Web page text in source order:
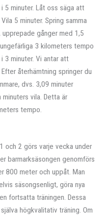
5 minuter. Låt oss säga att
5 minuter. Spring samma
upprepade gånger med 1,5
3 kilometers tempo
3 minuter. Vi antar att
återhämtning springer du
dvs. 3,09 minuter
vila. Detta är
tempo.
och 2 görs varje vecka under
barmarksäsongen genomförs
800 meter och uppåt. Man
säsongsenligt, göra nya
fortsatta träningen. Dessa
högkvalitativ träning. Om